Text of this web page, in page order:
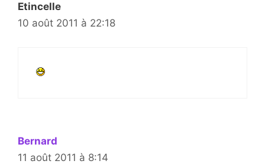
Etincelle
10 août 2011 à 22:18
Bernard
11 août 2011 à 8:14